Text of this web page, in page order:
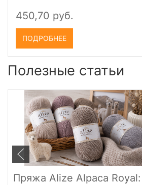
450,70 руб.
ПОДРОБНЕЕ
Полезные статьи
Пряжа Alize Alpaca Royal: